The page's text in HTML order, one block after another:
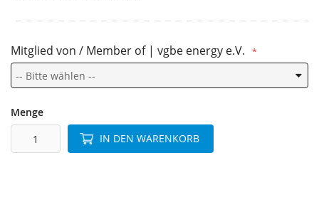
Mitglied von / Member of | vgbe energy e.V.
Menge
IN DEN WARENKORB